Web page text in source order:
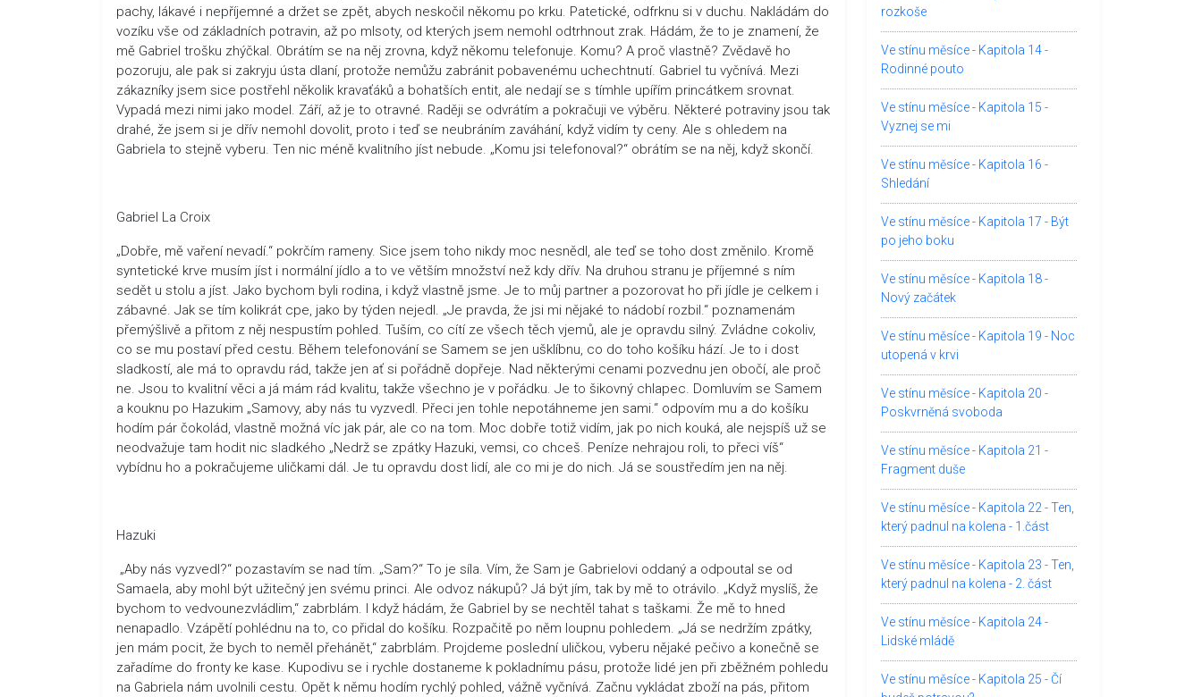
pachy, lákavé i nepříjemné a držet se zpět, abych neskočil někomu po krku. Patetické, odfrknu si v duchu. Nakládám do
vozíku vše od základních potravin, až po mlsoty, od kterých jsem nemohl odtrhnout zrak. Hádám, že to je znamení, že
mě Gabriel trošku zhýčkal. Obrátím se na něj zrovna, když někomu telefonuje. Komu? A proč vlastně? Zvědavě ho
pozoruju, ale pak si zakryju ústa dlaní, protože nemůžu zabránit pobavenému uchechtnutí. Gabriel tu vyčnívá. Mezi
zákazníky jsem sice postřehl několik kravaťáků a bohatších entit, ale nedají se s tímhle upířím princátkem srovnat.
Vypadá mezi nimi jako model. Září, až je to otravné. Raději se odvrátím a pokračuji ve výběru. Některé potraviny jsou tak
drahé, že jsem si je dřív nemohl dovolit, proto i teď se neubráním zaváhání, když vidím ty ceny. Ale s ohledem na
Gabriela to stejně vyberu. Ten nic méně kvalitního jíst nebude. „Komu jsi telefonoval?“ obrátím se na něj, když skončí.
Gabriel La Croix
„Dobře, mě vaření nevadí.“ pokrčím rameny. Sice jsem toho nikdy moc nesnědl, ale teď se toho dost změnilo. Kromě
syntetické krve musím jíst i normální jídlo a to ve větším množství než kdy dřív. Na druhou stranu je příjemné s ním
sedět u stolu a jíst. Jako bychom byli rodina, i když vlastně jsme. Je to můj partner a pozorovat ho při jídle je celkem i
zábavné. Jak se tím kolikrát cpe, jako by týden nejedl. „Je pravda, že jsi mi nějaké to nádobí rozbil.“ poznamenám
přemýšlivě a přitom z něj nespustím pohled. Tuším, co cítí ze všech těch vjemů, ale je opravdu silný. Zvládne cokoliv,
co se mu postaví před cestu. Během telefonování se Samem se jen ušklíbnu, co do toho košíku hází. Je to i dost
sladkostí, ale má to opravdu rád, takže jen ať si pořádně dopřeje. Nad některými cenami pozvednu jen obočí, ale proč
ne. Jsou to kvalitní věci a já mám rád kvalitu, takže všechno je v pořádku. Je to šikovný chlapec. Domluvím se Samem
a kouknu po Hazukim „Samovy, aby nás tu vyzvedl. Přeci jen tohle nepotáhneme jen sami.“ odpovím mu a do košíku
hodím pár čokolád, vlastně možná víc jak pár, ale co na tom. Moc dobře totiž vidím, jak po nich kouká, ale nejspíš už se
neodvažuje tam hodit nic sladkého „Nedrž se zpátky Hazuki, vemsi, co chceš. Peníze nehrajou roli, to přeci víš“
vybídnu ho a pokračujeme uličkami dál. Je tu opravdu dost lidí, ale co mi je do nich. Já se soustředím jen na něj.
Hazuki
„Aby nás vyzvedl?“ pozastavím se nad tím. „Sam?“ To je síla. Vím, že Sam je Gabrielovi oddaný a odpoutal se od
Samaela, aby mohl být užitečný jen svému princi. Ale odvoz nákupů? Já být jím, tak by mě to otrávilo. „Když myslíš, že
bychom to vedvounezvládlim,“ zabrblám. I když hádám, že Gabriel by se nechtěl tahat s taškami. Že mě to hned
nenapadlo. Vzápětí pohlédnu na to, co přidal do košíku. Rozpačitě po něm loupnu pohledem. „Já se nedržím zpátky,
jen mám pocit, že bych to neměl přehánět,“ zabrblám. Projdeme poslední uličkou, vyberu nějaké pečivo a konečně se
zařadíme do fronty ke kase. Kupodivu se i rychle dostaneme k pokladnímu pásu, protože lidé jen při zběžném pohledu
na Gabriela nám uvolnili cestu. Opět k němu hodím rychlý pohled, vážně vyčnívá. Začnu vykládat zboží na pás, přitom
rozkoše
Ve stínu měsíce - Kapitola 14 -
Rodinné pouto
Ve stínu měsíce - Kapitola 15 -
Vyznej se mi
Ve stínu měsíce - Kapitola 16 -
Shledání
Ve stínu měsíce - Kapitola 17 - Být
po jeho boku
Ve stínu měsíce - Kapitola 18 -
Nový začátek
Ve stínu měsíce - Kapitola 19 - Noc
utopená v krvi
Ve stínu měsíce - Kapitola 20 -
Poskvrněná svoboda
Ve stínu měsíce - Kapitola 21 -
Fragment duše
Ve stínu měsíce - Kapitola 22 - Ten,
který padnul na kolena - 1.část
Ve stínu měsíce - Kapitola 23 - Ten,
který padnul na kolena - 2. část
Ve stínu měsíce - Kapitola 24 -
Lidské mládě
Ve stínu měsíce - Kapitola 25 - Čí